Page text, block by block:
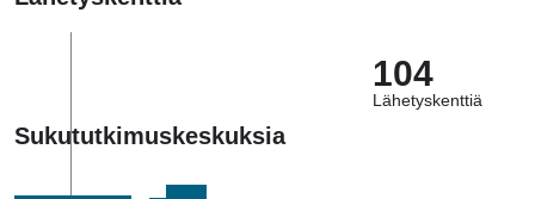
104
Lähetyskenttiä
Sukututkimuskeskuksia